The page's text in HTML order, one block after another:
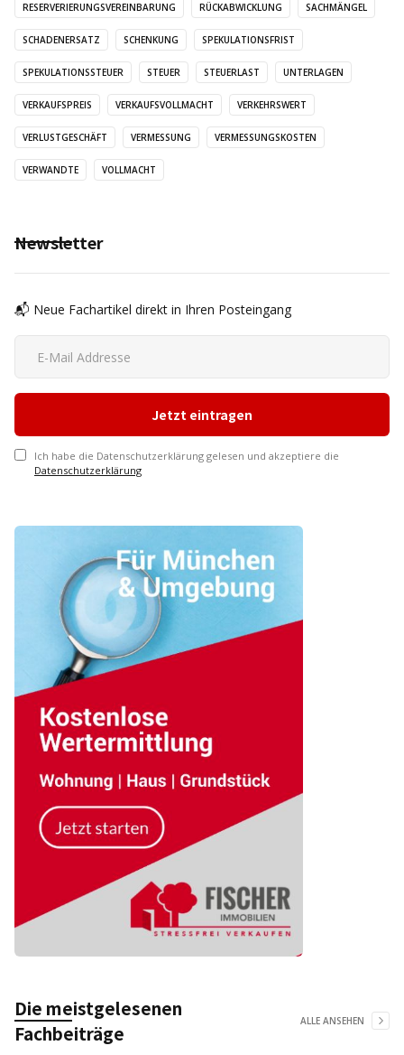
RESERVERIERUNGSVEREINBARUNG RÜCKABWICKLUNG SACHMÄNGEL
SCHADENERSATZ SCHENKUNG SPEKULATIONSFRIST
SPEKULATIONSSTEUER STEUER STEUERLAST UNTERLAGEN
VERKAUFSPREIS VERKAUFSVOLLMACHT VERKEHRSWERT
VERLUSTGESCHÄFT VERMESSUNG VERMESSUNGSKOSTEN
VERWANDTE VOLLMACHT
Newsletter
📬 Neue Fachartikel direkt in Ihren Posteingang
Ich habe die Datenschutzerklärung gelesen und akzeptiere die
Datenschutzerklärung
Die meistgelesenen
Fachbeiträge
ALLE ANSEHEN